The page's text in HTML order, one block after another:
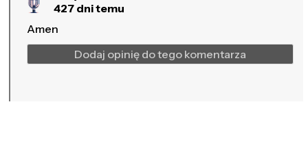
427 dni temu
Amen
Dodaj opinię do tego komentarza